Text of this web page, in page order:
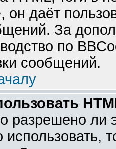
он даёт
За
по
сообщений.
разрешено
использовать,